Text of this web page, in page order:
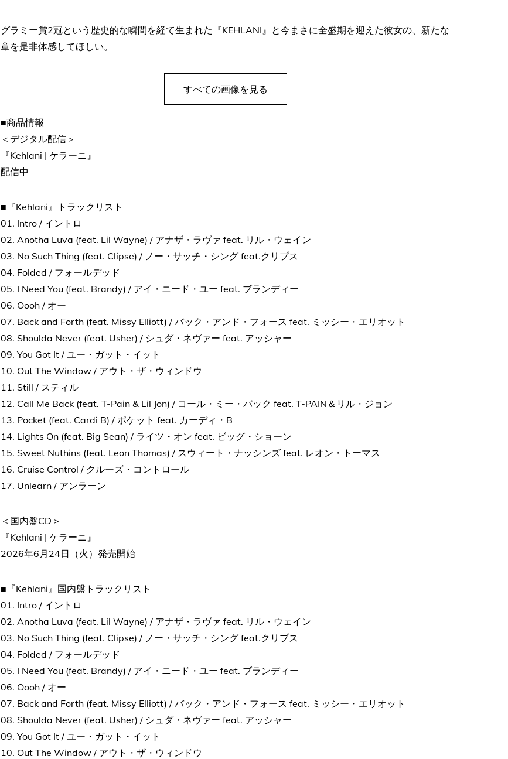
グラミー賞2冠という歴史的な瞬間を経て生まれた『KEHLANI』と今まさに全盛期を迎えた彼女の、新たな
章を是非体感してほしい。
すべての画像を見る
■商品情報
＜デジタル配信＞
『Kehlani | ケラーニ』
配信中
■『Kehlani』トラックリスト
01. Intro / イントロ
02. Anotha Luva (feat. Lil Wayne) / アナザ・ラヴァ feat. リル・ウェイン
03. No Such Thing (feat. Clipse) / ノー・サッチ・シング feat.クリプス
04. Folded / フォールデッド
05. I Need You (feat. Brandy) / アイ・ニード・ユー feat. ブランディー
06. Oooh / オー
07. Back and Forth (feat. Missy Elliott) / バック・アンド・フォース feat. ミッシー・エリオット
08. Shoulda Never (feat. Usher) / シュダ・ネヴァー feat. アッシャー
09. You Got It / ユー・ガット・イット
10. Out The Window / アウト・ザ・ウィンドウ
11. Still / スティル
12. Call Me Back (feat. T-Pain & Lil Jon) / コール・ミー・バック feat. T-PAIN＆リル・ジョン
13. Pocket (feat. Cardi B) / ポケット feat. カーディ・B
14. Lights On (feat. Big Sean) / ライツ・オン feat. ビッグ・ショーン
15. Sweet Nuthins (feat. Leon Thomas) / スウィート・ナッシンズ feat. レオン・トーマス
16. Cruise Control / クルーズ・コントロール
17. Unlearn / アンラーン
＜国内盤CD＞
『Kehlani | ケラーニ』
2026年6月24日（火）発売開始
■『Kehlani』国内盤トラックリスト
01. Intro / イントロ
02. Anotha Luva (feat. Lil Wayne) / アナザ・ラヴァ feat. リル・ウェイン
03. No Such Thing (feat. Clipse) / ノー・サッチ・シング feat.クリプス
04. Folded / フォールデッド
05. I Need You (feat. Brandy) / アイ・ニード・ユー feat. ブランディー
06. Oooh / オー
07. Back and Forth (feat. Missy Elliott) / バック・アンド・フォース feat. ミッシー・エリオット
08. Shoulda Never (feat. Usher) / シュダ・ネヴァー feat. アッシャー
09. You Got It / ユー・ガット・イット
10. Out The Window / アウト・ザ・ウィンドウ